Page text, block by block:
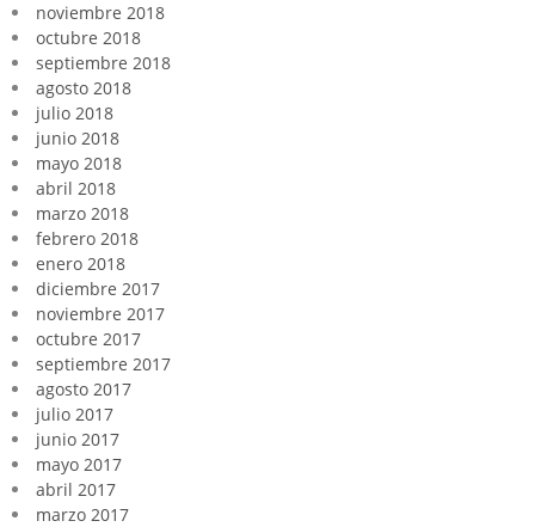
noviembre 2018
octubre 2018
septiembre 2018
agosto 2018
julio 2018
junio 2018
mayo 2018
abril 2018
marzo 2018
febrero 2018
enero 2018
diciembre 2017
noviembre 2017
octubre 2017
septiembre 2017
agosto 2017
julio 2017
junio 2017
mayo 2017
abril 2017
marzo 2017